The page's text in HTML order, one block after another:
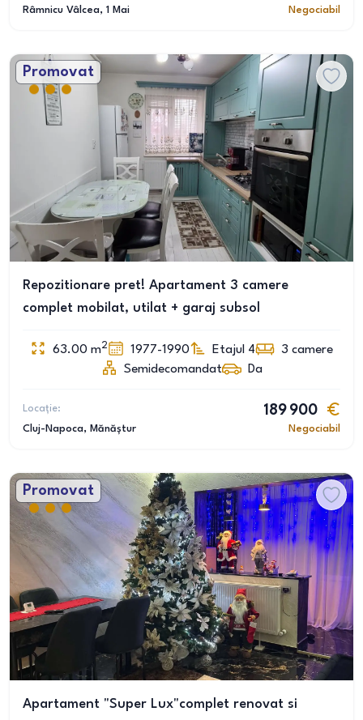
Râmnicu Vâlcea, 1 Mai Negociabil
Promovat
Repozitionare pret! Apartament 3 camere
complet mobilat, utilat + garaj subsol
63.00 m2 1977-1990 Etajul 4 3 camere
Semidecomandat
Da
Locație:
Cluj-Napoca, Mănăștur
189 900
Negociabil
Promovat
Apartament "Super Lux"complet renovat si